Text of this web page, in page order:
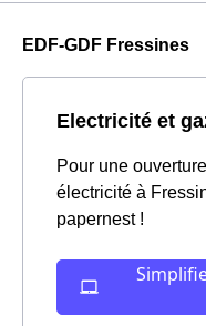
EDF-GDF Fressines
Electricité et
Pour une
électricité à
papernest !